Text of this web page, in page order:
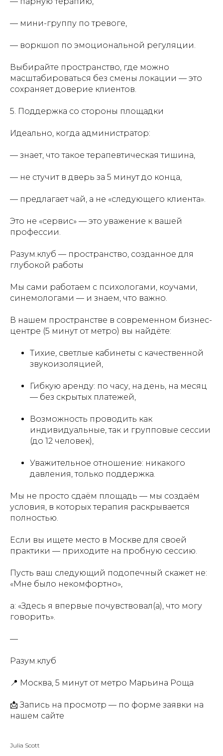
— мини-группу по тревоге,
— воркшоп по эмоциональной регуляции.
Выбирайте пространство, где можно
масштабироваться без смены локации — это
сохраняет доверие клиентов.
5. Поддержка со стороны площадки
Идеально, когда администратор:
— знает, что такое терапевтическая тишина,
— не стучит в дверь за 5 минут до конца,
— предлагает чай, а не «следующего клиента».
Это не «сервис» — это уважение к вашей
профессии.
Разум.клуб — пространство, созданное для
глубокой работы
Мы сами работаем с психологами, коучами,
синемологами — и знаем, что важно.
В нашем пространстве в современном бизнес-
центре (5 минут от метро) вы найдёте:
Тихие, светлые кабинеты с качественной
звукоизоляцией,
Гибкую аренду: по часу, на день, на месяц
— без скрытых платежей,
Возможность проводить как
индивидуальные, так и групповые сессии
(до 12 человек),
Уважительное отношение: никакого
давления, только поддержка.
Мы не просто сдаём площадь — мы создаём
условия, в которых терапия раскрывается
полностью.
Если вы ищете место в Москве для своей
практики — приходите на пробную сессию.
Пусть ваш следующий подопечный скажет не:
«Мне было некомфортно»,
а: «Здесь я впервые почувствовал(а), что могу
говорить».
—
Разум.клуб
📍 Москва, 5 минут от метро Марьина Роща
📩 Запись на просмотр — по форме заявки на
нашем сайте
Julia Scott